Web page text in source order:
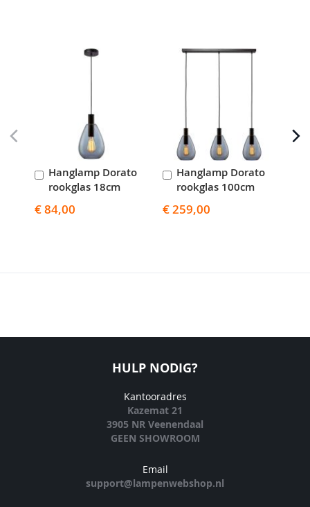
Hanglamp Dorato
rookglas 18cm
€ 84,00
In
Winkelwagen
Hanglamp Dorato
rookglas 100cm
€ 259,00
In
Winkelwagen
HULP NODIG?
Kantooradres
Kazemat 21
3905 NR Veenendaal
GEEN SHOWROOM
Email
support@lampenwebshop.nl